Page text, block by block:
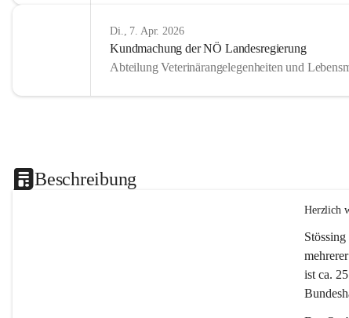
Di., 7. Apr. 2026
Kundmachung der NÖ Landesregierung
Abteilung Veterinärangelegenheiten und
Beschreibung
Herzlich
ist ca.